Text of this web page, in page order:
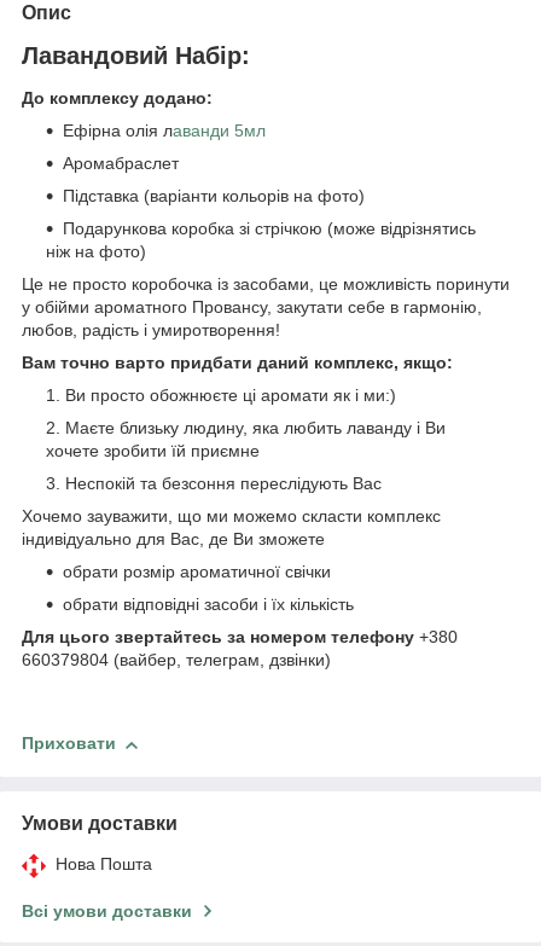
Опис
Лавандовий Набір:
До комплексу додано:
Ефірна олія лаванди 5мл
Аромабраслет
Підставка (варіанти кольорів на фото)
Подарункова коробка зі стрічкою (може відрізнятись
ніж на фото)
Це не просто коробочка із засобами, це можливість поринути
у обійми ароматного Провансу, закутати себе в гармонію,
любов, радість і умиротворення!
Вам точно варто придбати даний комплекс, якщо:
Ви просто обожнюєте ці аромати як і ми:)
Маєте близьку людину, яка любить лаванду і Ви
хочете зробити їй приємне
Неспокій та безсоння переслідують Вас
Хочемо зауважити, що ми можемо скласти комплекс
індивідуально для Вас, де Ви зможете
обрати розмір ароматичної свічки
обрати відповідні засоби і їх кількість
Для цього звертайтесь за номером телефону +380
660379804 (вайбер, телеграм, дзвінки)
Приховати
Умови доставки
Нова Пошта
Всі умови доставки